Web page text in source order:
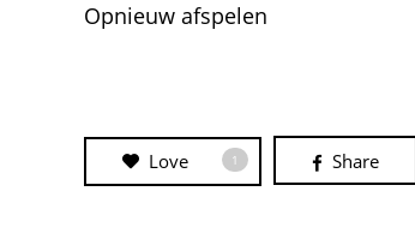
Opnieuw afspelen
Love 1 Share